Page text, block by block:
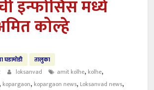
बळावर यश मिळवता येते – शिवप्रसाद
यांचा वाढदिवस विविध सामाजिक
इन्फोसिस मध्ये
कोल्हे
घडामोडी
तालुका
loksanvad amit kolhe, kolhe,
, kopargaon, kopargaon news, Loksanvad news,